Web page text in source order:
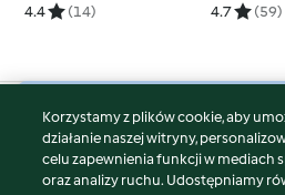
4.4 (14) 4.7 (59)
© Copyright 2026
Warunki korzystania
Korzystamy z plików cookie, aby
działanie naszej witryny,
celu zapewnienia funkcji w mediach
oraz analizy ruchu. Udostępniamy